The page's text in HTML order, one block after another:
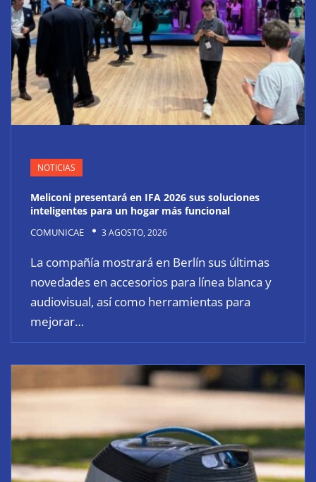
NOTICIAS
Meliconi presentará en IFA 2026 sus soluciones
inteligentes para un hogar más funcional
COMUNICAE 3 AGOSTO, 2026
La compañía mostrará en Berlín sus últimas
novedades en accesorios para línea blanca y
audiovisual, así como herramientas para
mejorar…